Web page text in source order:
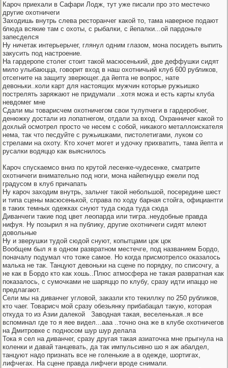
Кароч приехали в Сафари Лодж, тут уже писали про это местечко
другие охотничеги
Заходишь внутрь слева ресторанчег какой то, тама наверное подают
блюда всякие там с охоты, с рыбалки, с йепалки...ой пардоньте
запесделся
Ну ничетак интерьерьчег, глянул одним глазом, мона посидеть выпить
закусить под настроение.
На гардеропе столег стоит такой масюсенький, две деффушки сидят
мило улыбаюцца, говорит вход в наш охотничьий клуб 600 рубликов,
отсегните на защиту зверющег..да йепта не вопрос, нате
девоньки..коли карт для настоящих мужчин которые ружьишко
пострелять заряжают не придумали ..хотя можа и есть карты клуба
невдомег мне
Сдали мы товарисчем охотничегом свои тулупчеги в гардеробчег,
денюжку достали из лопатнегом, отдали за вход. Охранничег какой то
дохлый осмотрел просто че несем с собой, никакого металлоискателя
нема, так что песдуйте с ружьишками, пистолетигами, луком со
стрелами на охоту. Кто хочет могет и удочку прихватить, тама йепта и
русалки водяццо как выяснилось
Кароч спускаемсо вниз по крутой лесенке-чудесенке, сматрите
охотничеги внимательно под ноги, мона найепнуццо ежели под
градусом в клуб причапать
Ну кароч заходим внутрь, зальчег такой небольшой, посередине шест
и типа сцены масюсенькой, справа по ходу барная стойга, официантги
в таких темных одежках снуют туда сюда туда сюда
Диванчеги такие под цвет леопарда или тигра..неудобные правда
нифуя. Ну позырил я на публику, другие охотничеги сидят млеют
довольные
Ну и зверушки тудой сюдой снуют, копытцами цок цок
Вообщем был я в одном развратном местечге, под названием Бордо,
поначалу подумал что тоже самое. Но когда присмотрелсо оказалось
малька не так. Танцуют девоньки на сцене по порядку, по списочгу, а
не как в Бордо кто как хошь..Плюс атмосфера не такая развратная как
показалось, с сумочками не шаряццо по клубу, сразу идти ипаццо не
предлагают.
Сели мы на диванчег угловой, заказли кто текиллку по 250 рубликов,
кто чаег. Товарисч мой сразу обезьянку прибабацал такую, которая
откуда то из Азии далекой
Заводная такая, веселенькая..я все
вспоминал где то я яее видел...ааа ..точно она же в клубе охотничегов
на Дмитровке с подносом шур шур делала
Тока я сел на диванчег, сразу другая такая азиаточка мне прыгнула на
коленки и давай танцевать, да так импульсивно шо я аж абалдел,
танцуют надо признать все не голенькие а в одежде, шортигах,
лифчегах. На сцене правда лифчеги вроде снимали.